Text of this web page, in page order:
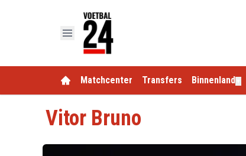
Matchcenter Transfers Binnenland
Vitor Bruno